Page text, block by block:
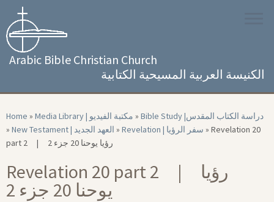
content
Arabic Bible Christian Church
الكنيسة العربية المسيحية الكتابية
Home » Media Library | مكتبة الفيديو »
Bible Study |‏ دراسة الكتاب المقدس
»
New Testament | العهد الجديد » Revelation | سفر الرؤيا » Revelation 20
part 2 | رؤيا يوحنا 20 جزء 2
Revelation 20 part 2 | رؤيا
يوحنا 20 جزء 2